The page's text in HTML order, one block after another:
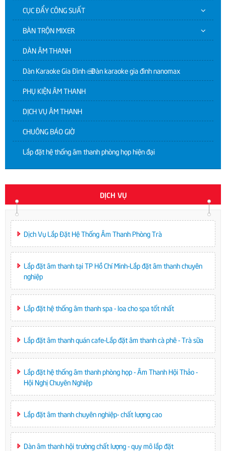
CỤC ĐẨY CÔNG SUẤT
BÀN TRỘN MIXER
DÀN ÂM THANH
Dàn Karaoke Gia Đình | Dàn karaoke gia đình nanomax
PHỤ KIỆN ÂM THANH
DỊCH VỤ ÂM THANH
CHUÔNG BÁO GIỜ
Lắp đặt hệ thống âm thanh phòng họp hiện đại
DỊCH VỤ
Dịch Vụ Lắp Đặt Hệ Thống Âm Thanh Phòng Trà
Lắp đặt âm thanh tại TP Hồ Chí Minh-Lắp đặt âm thanh chuyên
nghiệp
Lắp đặt hệ thống âm thanh spa - loa cho spa tốt nhất
Lắp đặt âm thanh quán cafe-Lắp đặt âm thanh cà phê - Trà sữa
Lắp đặt hệ thống âm thanh phòng họp - Âm Thanh Hội Thảo -
Hội Nghị Chuyên Nghiệp
Lắp đặt âm thanh chuyên nghiệp- chất lượng cao
Dàn âm thanh hội trường chất lượng - quy mô lắp đặt